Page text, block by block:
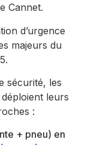
Cannet.
d’urgence
majeurs du
sécurité, les
leurs
:
+ pneu) en